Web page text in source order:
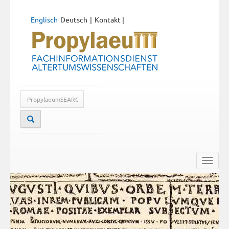
Deutsch
Englisch Kontakt |
Toggle